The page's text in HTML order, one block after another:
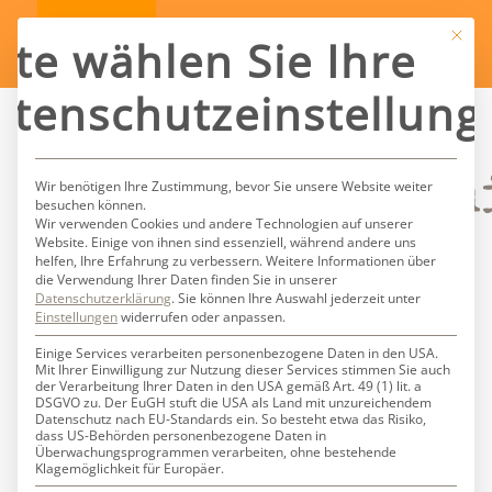
für:Stanley
Kramer
Mit
wählen Sie Ihre
Wir benötigen Ihre Zustimmung, bevor Sie unsere Website weiter
besuchen können.
Wir verwenden Cookies und andere Technologien auf unserer
Website. Einige von ihnen sind essenziell, während andere uns
helfen, Ihre Erfahrung zu verbessern.Weitere Informationen über
die Verwendung Ihrer Daten finden Sie in unserer
Datenschutzerklärung.Sie können Ihre Auswahl jederzeit unter
Einstellungenwiderrufen oder anpassen.
Einige Services verarbeiten personenbezogene Daten in den USA.
Mit Ihrer Einwilligung zur Nutzung dieser Services stimmen Sie auch
der Verarbeitung Ihrer Daten in den USA gemäß Art. 49 (1) lit. a
DSGVO zu. Der EuGH stuft die USA als Land mit unzureichendem
Datenschutz nach EU-Standards ein. So besteht etwa das Risiko,
dass US-Behörden personenbezogene Daten in
Überwachungsprogrammen verarbeiten, ohne bestehende
Klagemöglichkeit für Europäer.